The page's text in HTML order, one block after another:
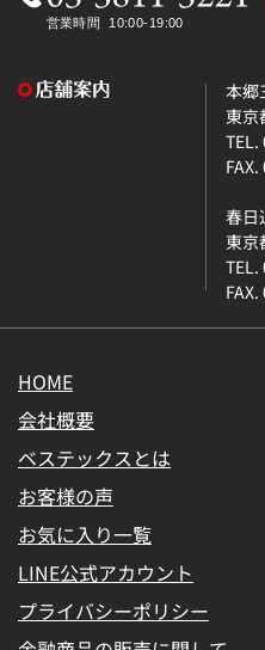
本郷
東京
春日
東
HOME
会社概要
ベステックスとは
お客様の声
お気に入り一覧
LINE公式アカウント
プライバシーポリシー